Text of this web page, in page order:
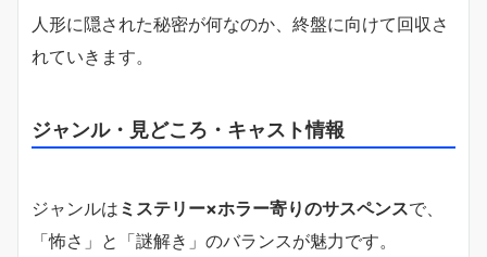
人形に隠された秘密が何なのか、終盤に向けて回収さ
れていきます。
ジャンル・見どころ・キャスト情報
ジャンルは ミステリー×ホラー寄りのサスペンスで、
「怖さ」と「謎解き」のバランスが魅力です。